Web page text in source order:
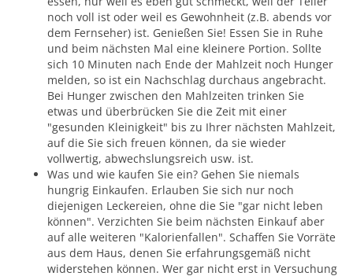
noch voll ist oder weil es Gewohnheit (z.B. abends vor
dem Fernseher) ist. Genießen Sie! Essen Sie in Ruhe
und beim nächsten Mal eine kleinere Portion. Sollte
sich 10 Minuten nach Ende der Mahlzeit noch Hunger
melden, so ist ein Nachschlag durchaus angebracht.
Bei Hunger zwischen den Mahlzeiten trinken Sie
etwas und überbrücken Sie die Zeit mit einer
"gesunden Kleinigkeit" bis zu Ihrer nächsten Mahlzeit,
auf die Sie sich freuen können, da sie wieder
vollwertig, abwechslungsreich usw. ist.
Was und wie kaufen Sie ein? Gehen Sie niemals
hungrig Einkaufen. Erlauben Sie sich nur noch
diejenigen Leckereien, ohne die Sie "gar nicht leben
können". Verzichten Sie beim nächsten Einkauf aber
auf alle weiteren "Kalorienfallen". Schaffen Sie Vorräte
aus dem Haus, denen Sie erfahrungsgemäß nicht
widerstehen können. Wer gar nicht erst in Versuchung